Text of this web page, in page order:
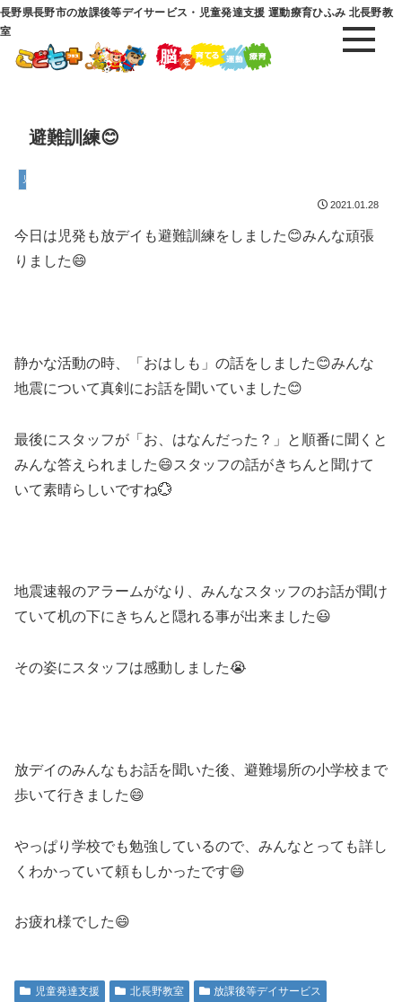
長野県長野市の放課後等デイサービス・児童発達支援 運動療育ひふみ 北長野教
室
避難訓練😊
児童発達支援
2021.01.28
今日は児発も放デイも避難訓練をしました😊みんな頑張
りました😄
静かな活動の時、「おはしも」の話をしました😊みんな
地震について真剣にお話を聞いていました😊
最後にスタッフが「お、はなんだった？」と順番に聞くと
みんな答えられました😄スタッフの話がきちんと聞けて
いて素晴らしいですね💮
地震速報のアラームがなり、みんなスタッフのお話が聞け
ていて机の下にきちんと隠れる事が出来ました😃
その姿にスタッフは感動しました😭
放デイのみんなもお話を聞いた後、避難場所の小学校まで
歩いて行きました😄
やっぱり学校でも勉強しているので、みんなとっても詳し
くわかっていて頼もしかったです😄
お疲れ様でした😄
児童発達支援 北長野教室
放課後等デイサービス